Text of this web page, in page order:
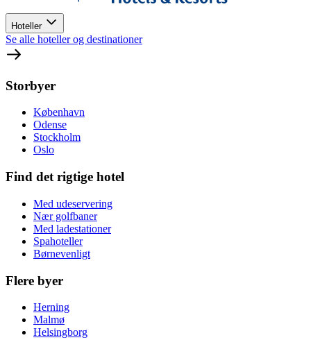
Hoteller
Se alle hoteller og destinationer
Storbyer
København
Odense
Stockholm
Oslo
Find det rigtige hotel
Med udeservering
Nær golfbaner
Med ladestationer
Spahoteller
Børnevenligt
Flere byer
Herning
Malmø
Helsingborg